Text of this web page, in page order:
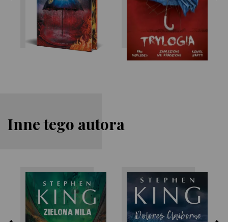
Inne tego autora
Stephen King Stephen King